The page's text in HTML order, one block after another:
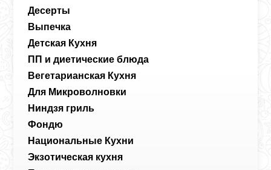
Десерты
Выпечка
Детская Кухня
ПП и диетические блюда
Вегетарианская Кухня
Для Микроволновки
Ниндзя гриль
Фондю
Национальные Кухни
Экзотическая кухня